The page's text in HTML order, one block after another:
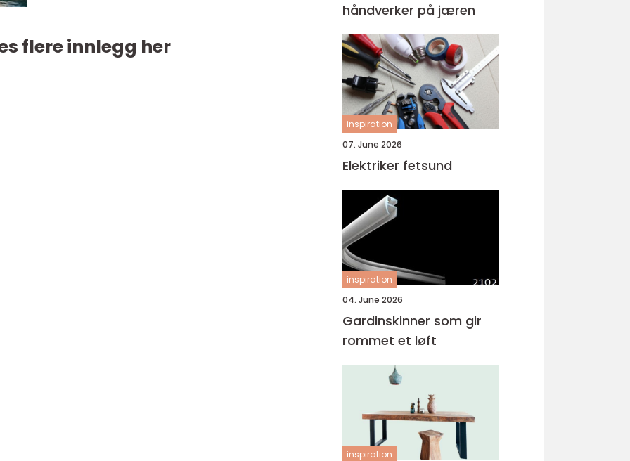
flere innlegg her
håndverker på jæren
inspiration
07. June 2026
Elektriker fetsund
inspiration
04. June 2026
Gardinskinner som gir
rommet et løft
inspiration